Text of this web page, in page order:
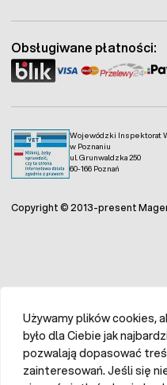
Wojewódzki Inspektorat
w Poznaniu
ul. Grunwaldzka 250
60-166 Poznań
Obsługiwane płatności:
Copyright © 2013-present
Używamy plików cookies,
było dla Ciebie jak
pozwalają dopasować
zainteresowań. Jeśli się